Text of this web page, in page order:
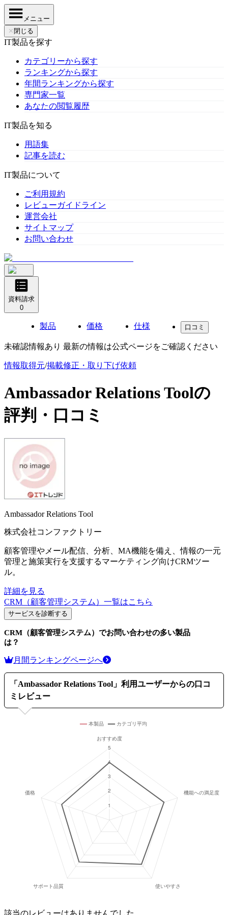
メニュー
✕ 閉じる
IT製品を探す
カテゴリーから探す
ランキングから探す
年間ランキングから探す
専門家一覧
あなたの閲覧履歴
IT製品を知る
用語集
記事を読む
IT製品について
ご利用規約
レビューガイドライン
運営会社
サイトマップ
お問い合わせ
資料請求
0
製品 価格 仕様 口コミ
未確認情報あり 最新の情報は公式ページをご確認ください
情報取得元/掲載修正・取り下げ依頼
Ambassador Relations Toolの
評判・口コミ
Ambassador Relations Tool
株式会社コンファクトリー
顧客管理やメール配信、分析、MA機能を備え、情報の一元
管理と施策実行を支援するマーケティング向けCRMツー
ル。
詳細を見る
CRM（顧客管理システム） 一覧はこちら
サービスを診断する
CRM（顧客管理システム） でお問い合わせの多い製品
は？
月間ランキングページへ
「 Ambassador Relations Tool 」利用ユーザーからの口コ
ミレビュー